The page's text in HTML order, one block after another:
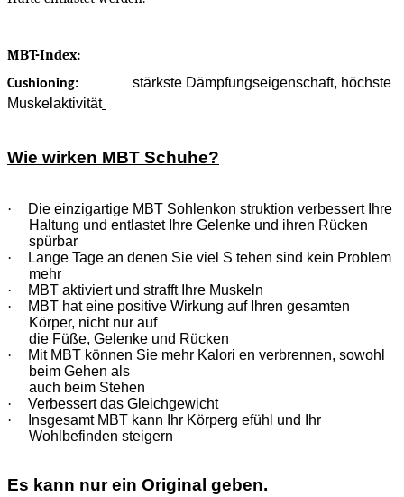
MBT-Index:
Cushioning:
stärkste Dämpfungseigenschaft, höchste
Muskelaktivität
Wie wirken MBT Schuhe?
·
Die einzigartige MBT Sohlenkon struktion verbessert Ihre
Haltung und entlastet Ihre Gelenke und ihren Rücken
spürbar
·
Lange Tage an denen Sie viel S tehen sind kein Problem
mehr
·
MBT aktiviert und strafft Ihre Muskeln
·
MBT hat eine positive Wirkung auf Ihren gesamten
Körper, nicht nur auf
die Füße, Gelenke und Rücken
·
Mit MBT können Sie mehr Kalori en verbrennen, sowohl
beim Gehen als
auch beim Stehen
·
Verbessert das Gleichgewicht
·
Insgesamt MBT kann Ihr Körperg efühl und Ihr
Wohlbefinden steigern
Es kann nur ein Original geben.